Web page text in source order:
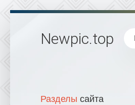
Newpic.top
Разделы сайта